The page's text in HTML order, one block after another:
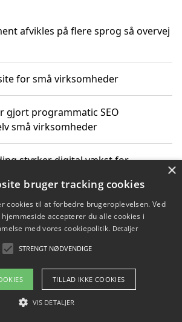
afvikles på flere sprog så overvej
for små virksomheder
gjort programmatic SEO
små virksomheder
styrker digital vækst for
inden for genbrug af elektronik
2026 - Pilanto Aps
kontakt
×
bruger tracking cookies
cookies til at forbedre brugeroplevelsen. Ved
accepterer du alle cookies i
med vores cookiepolitik. Detaljer
STRENGT NØDVENDIGE
TILLAD IKKE COOKIES
VIS DETALJER